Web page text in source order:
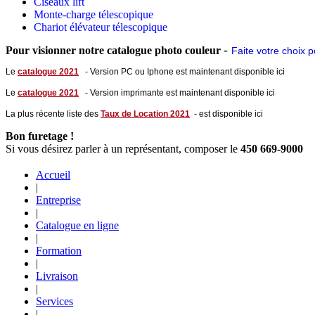
Monte-charge télescopique
Chariot élévateur télescopique
Pour visionner notre catalogue photo couleur - Faite votre choix
Le catalogue 2021 - Version PC ou Iphone est maintenant disponible ici
Le catalogue 2021 - Version imprimante est maintenant disponible ici
La plus récente liste des Taux de Location 2021 - est disponible ici
Bon furetage !
Si vous désirez parler à un représentant, composer le 450 669-9000
Accueil
|
Entreprise
|
Catalogue en ligne
|
Formation
|
Livraison
|
Services